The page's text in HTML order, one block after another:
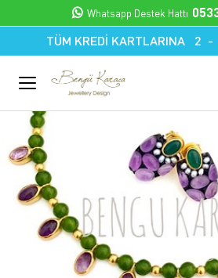
TÜM KREDİ KARTLARINA
Whatsapp Destek Hattı